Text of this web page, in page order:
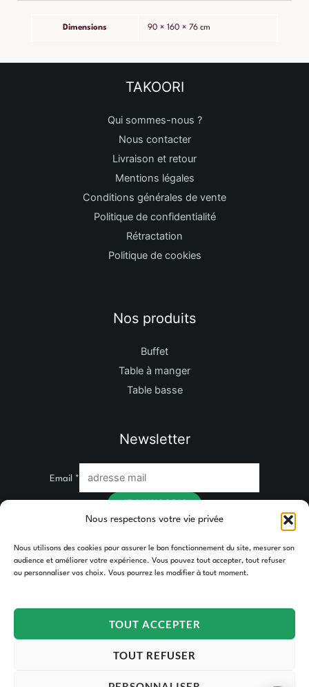
Nous respectons votre vie privée
Nous utilisons des cookies pour assurer le bon fonctionnement du site, mesurer son
audience et améliorer votre expérience. Vous pouvez tout accepter, tout refuser
ou personnaliser vos choix. Vous pourrez les modifier à tout moment.
TOUT ACCEPTER
TOUT REFUSER
Dimensions 90 × 160 × 76 cm
TAKOORI
Qui sommes-nous ?
Nous contacter
Livraison et retour
Mentions légales
Conditions générales de vente
Politique de confidentialité
Rétractation
Politique de cookies
Nos produits
Buffet
Table à manger
Table basse
Newsletter
Email *
JE M'INSCRIS